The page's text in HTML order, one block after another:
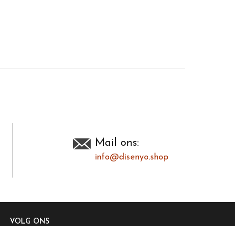
Mail ons:
info@disenyo.shop
VOLG ONS